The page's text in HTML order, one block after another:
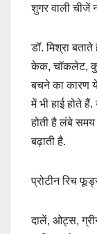
शुगर वाली चीजें
डॉ. मिश्रा
केक, चॉकलेट,
बचने का कारण
में भी हाई होते
होती है लंबे समय
बढ़ाती है.
प्रोटीन रिच
दालें, ओट्स,